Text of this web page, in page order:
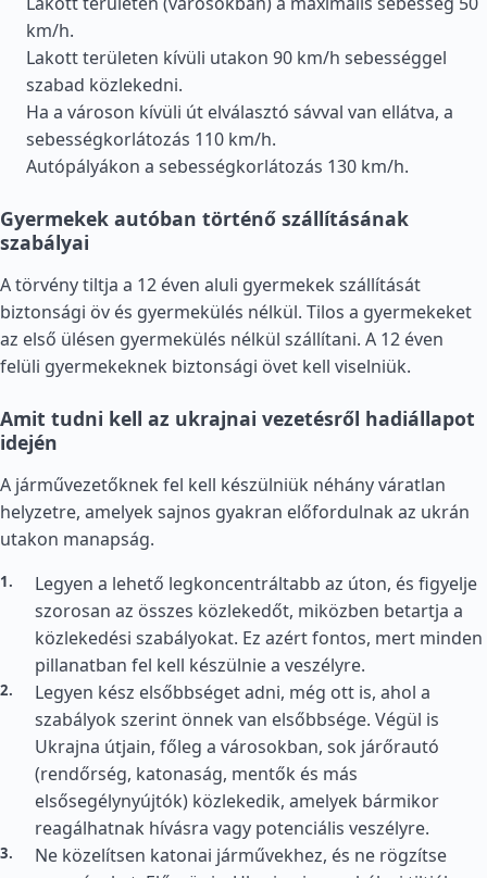
km/h.
Lakott területen kívüli utakon 90 km/h sebességgel
szabad közlekedni.
Ha a városon kívüli út elválasztó sávval van ellátva, a
sebességkorlátozás 110 km/h.
Autópályákon a sebességkorlátozás 130 km/h.
Gyermekek autóban történő szállításának
szabályai
A törvény tiltja a 12 éven aluli gyermekek szállítását
biztonsági öv és gyermekülés nélkül. Tilos a gyermekeket
az első ülésen gyermekülés nélkül szállítani. A 12 éven
felüli gyermekeknek biztonsági övet kell viselniük.
Amit tudni kell az ukrajnai vezetésről hadiállapot
idején
A járművezetőknek fel kell készülniük néhány váratlan
helyzetre, amelyek sajnos gyakran előfordulnak az ukrán
utakon manapság.
Legyen a lehető legkoncentráltabb az úton, és figyelje
szorosan az összes közlekedőt, miközben betartja a
közlekedési szabályokat. Ez azért fontos, mert minden
pillanatban fel kell készülnie a veszélyre.
Legyen kész elsőbbséget adni, még ott is, ahol a
szabályok szerint önnek van elsőbbsége. Végül is
Ukrajna útjain, főleg a városokban, sok járőrautó
(rendőrség, katonaság, mentők és más
elsősegélynyújtók) közlekedik, amelyek bármikor
reagálhatnak hívásra vagy potenciális veszélyre.
Ne közelítsen katonai járművekhez, és ne rögzítse